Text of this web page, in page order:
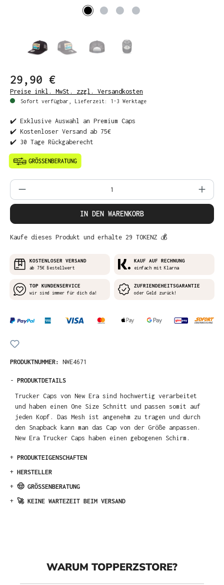
29,90 €
Preise inkl. MwSt. zzgl. Versandkosten
Sofort verfügbar, Lieferzeit: 1-3 Werktage
✔️ Exklusive Auswahl an Premium Caps
✔️ Kostenloser Versand ab 75€
✔️ 30 Tage Rückgaberecht
Produkt Anzahl: Gib den gewünschten
IN DEN WARENKORB
Kaufe dieses Produkt und erhalte 29 TOKENZ 💰
KOSTENLOSER VERSAND
ab 75€ Bestellwert
KAUF AUF RECHNUNG
einfach mit Klarna
TOP KUNDENSERVICE
wir sind immer für dich da!
ZUFRIENDEHEITSGARANTIE
oder Geld zurück!
PRODUKTNUMMER: NWE4671
- PRODUKTDETAILS
Trucker Caps von New Era sind hochwertig verarbeitet
und haben einen One Size Schnitt und passen somit auf
jeden Kopf. Das Mesh ist angenehm zu tragen und durch
den Snapback kann man das Cap von der Größe anpassen.
New Era Trucker Caps haben einen gebogenen Schirm.
+ PRODUKTEIGENSCHAFTEN
+ HERSTELLER
+ 🤠 GRÖSSENBERATUNG
+ 🚀 KEINE WARTEZEIT BEIM VERSAND
WARUM TOPPERZSTORE?